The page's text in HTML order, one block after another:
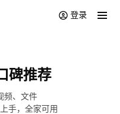
登录
碑推荐
频、文件
手，全家可用